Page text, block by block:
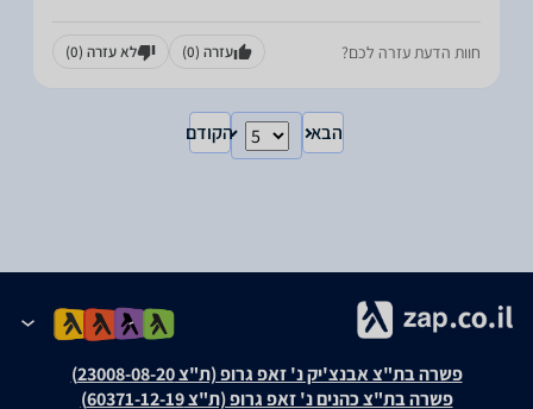
חוות הדעת עזרה לכם? עזרה (0) לא עזרה (0)
הבא הקודם
פשרה בת"צ אבנצ'יק נ' זאפ גרופ (ת"צ 23008-08-20)
פשרה בת"צ כהנים נ' זאפ גרופ (ת"צ 60371-12-19)